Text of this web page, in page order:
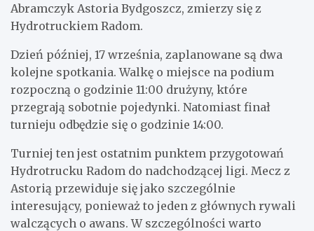
Abramczyk Astoria Bydgoszcz, zmierzy się z
Hydrotruckiem Radom.
Dzień później, 17 września, zaplanowane są dwa
kolejne spotkania. Walkę o miejsce na podium
rozpoczną o godzinie 11:00 drużyny, które
przegrają sobotnie pojedynki. Natomiast finał
turnieju odbędzie się o godzinie 14:00.
Turniej ten jest ostatnim punktem przygotowań
Hydrotrucku Radom do nadchodzącej ligi. Mecz z
Astorią przewiduje się jako szczególnie
interesujący, ponieważ to jeden z głównych rywali
walczących o awans. W szczególności warto